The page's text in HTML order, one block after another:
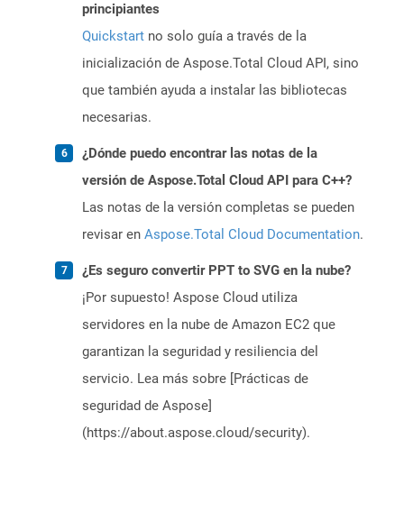
principiantes
Quickstart no solo guía a través de la
inicialización de Aspose.Total Cloud API, sino
que también ayuda a instalar las bibliotecas
necesarias.
¿Dónde puedo encontrar las notas de la
versión de Aspose.Total Cloud API para C++?
Las notas de la versión completas se pueden
revisar en Aspose.Total Cloud Documentation.
¿Es seguro convertir PPT to SVG en la nube?
¡Por supuesto! Aspose Cloud utiliza
servidores en la nube de Amazon EC2 que
garantizan la seguridad y resiliencia del
servicio. Lea más sobre [Prácticas de
seguridad de Aspose]
(https://about.aspose.cloud/security).